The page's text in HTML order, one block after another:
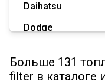
Daihatsu
Dodge
Great Wall
Больше 131
filter в каталоге